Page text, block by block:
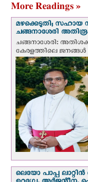
More Readings »
മഴക്കെടുതി;
ചങ്ങനാശേരി
ചങ്ങനാശേരി:
കേരളത്തിലെ ജനങ്ങൾ
ലെയോ പാപ്പ